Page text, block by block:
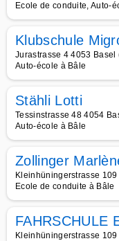
Ecole de conduite, Auto-
Klubschule
Jurastrasse 4 4053 Basel
Auto-école à Bâle
Stähli Lotti
Tessinstrasse 48 4054
Auto-école à Bâle
Zollinger
Kleinhüningerstrasse
Ecole de conduite à Bâle
FAHRSCHULE
Kleinhüningerstrasse